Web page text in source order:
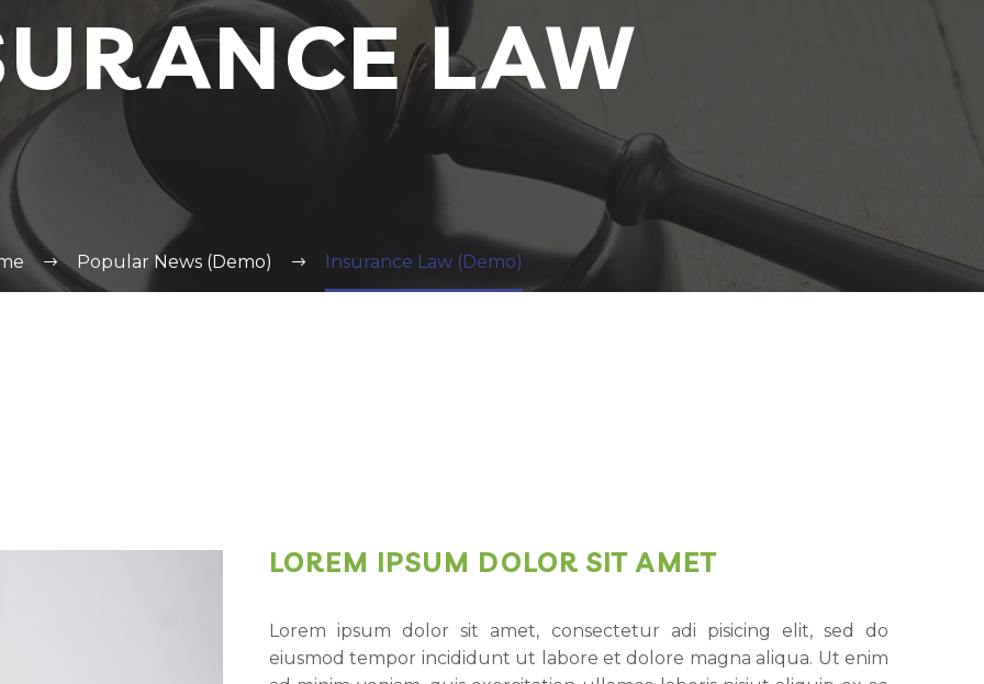
LAW
Popular News (Demo) Insurance Law (Demo)
LOREM IPSUM DOLOR SIT AMET
Lorem ipsum dolor sit amet, consectetur adi pisicing elit, sed do
eiusmod tempor incididunt ut labore et dolore magna aliqua. Ut enim